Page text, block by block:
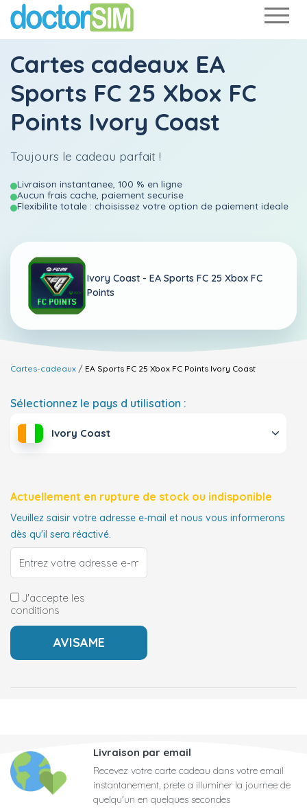
Cartes cadeaux EA
Sports FC 25 Xbox FC
Points Ivory Coast
Toujours le cadeau parfait !
Livraison instantanee, 100 % en ligne
Aucun frais cache, paiement securise
Flexibilite totale : choisissez votre option de paiement ideale
Ivory Coast - EA Sports FC 25 Xbox FC
Points
Cartes-cadeaux EA Sports FC 25 Xbox FC Points Ivory Coast
Sélectionnez le pays d utilisation :
Ivory Coast
Actuellement en rupture de stock ou indisponible
Veuillez saisir votre adresse e-mail et nous vous informerons
dès qu'il sera réactivé.
J'accepte les
conditions
Livraison par email
Recevez votre carte cadeau dans votre email
instantanement, prete a illuminer la journee de
quelqu'un en quelques secondes